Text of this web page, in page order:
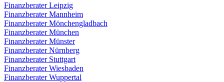
Finanzberater Leipzig
Finanzberater Mannheim
Finanzberater Mönchengladbach
Finanzberater München
Finanzberater Münster
Finanzberater Nürnberg
Finanzberater Stuttgart
Finanzberater Wiesbaden
Finanzberater Wuppertal